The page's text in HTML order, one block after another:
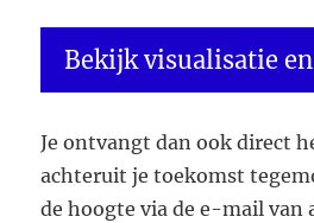
Bekijk visualisatie
Je ontvangt dan ook direct
achteruit je toekomst
de hoogte via de e-mail van